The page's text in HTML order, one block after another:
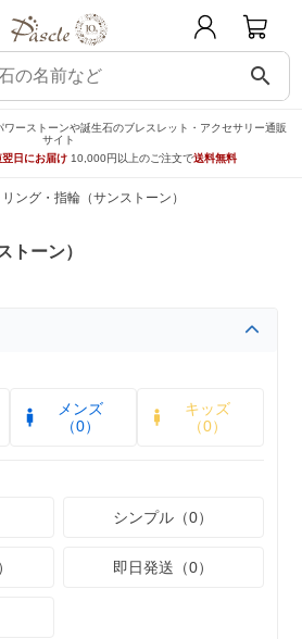
search
ーストーンや誕生石のブレスレット・アクセサリー通販
サイト
翌日にお届け 10,000円以上のご注文で送料無料
リング・指輪（サンストーン）
トーン）
メンズ
（0）
キッズ
（0）
シンプル（0）
即日発送（0）